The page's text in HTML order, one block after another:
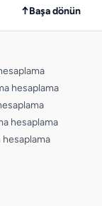
↑Başa dönün
hesaplama
hesaplama
hesaplama